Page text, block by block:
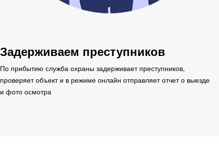
Задерживаем преступников
По прибытию служба охраны задерживает преступников,
проверяет объект и в режиме онлайн отправляет отчет о выезде
и фото осмотра